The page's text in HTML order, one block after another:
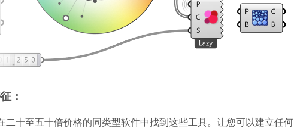
：
二十至五十倍价格的同类型软件中找到这些工具。让您可以建立任何